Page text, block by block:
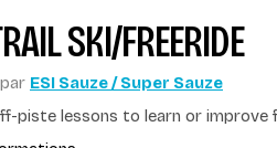
SKI/FREERIDE
ESI Sauze / Super Sauze
piste lessons to learn or improve